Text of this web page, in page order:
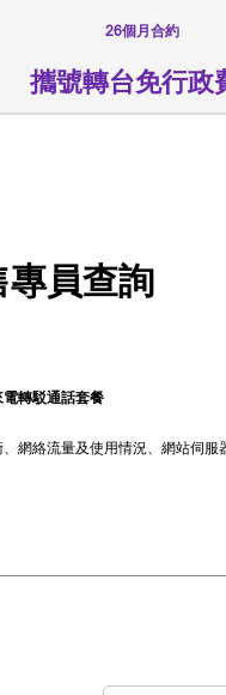
26個月合約
攜號轉台免行政
專員查詢
轉駁通話套餐
網絡流量及使用情況、網站伺